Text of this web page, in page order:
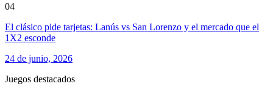
04
El clásico pide tarjetas: Lanús vs San Lorenzo y el mercado que el
1X2 esconde
24 de junio, 2026
Juegos destacados